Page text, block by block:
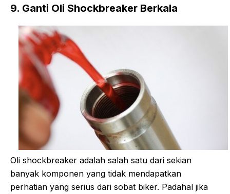
9. Ganti Oli Shockbreaker Berkala
Oli shockbreaker adalah salah satu dari sekian
banyak komponen yang tidak mendapatkan
perhatian yang serius dari sobat biker. Padahal jika